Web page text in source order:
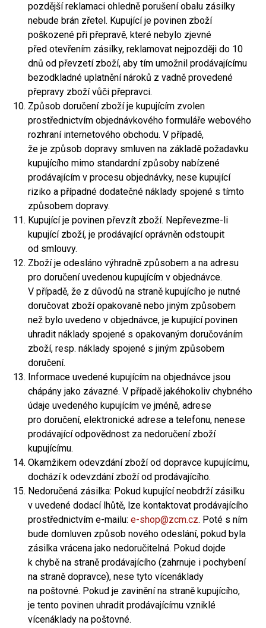
pozdější reklamaci ohledně porušení obalu zásilky
nebude brán zřetel. Kupující je povinen zboží
poškozené při přepravě, které nebylo zjevné
před otevřením zásilky, reklamovat nejpozději do 10
dnů od převzetí zboží, aby tím umožnil prodávajícímu
bezodkladné uplatnění nároků z vadně provedené
přepravy zboží vůči přepravci.
Způsob doručení zboží je kupujícím zvolen
prostřednictvím objednávkového formuláře webového
rozhraní internetového obchodu. V případě,
že je způsob dopravy smluven na základě požadavku
kupujícího mimo standardní způsoby nabízené
prodávajícím v procesu objednávky, nese kupující
riziko a případné dodatečné náklady spojené s tímto
způsobem dopravy.
Kupující je povinen převzít zboží. Nepřevezme-li
kupující zboží, je prodávající oprávněn odstoupit
od smlouvy.
Zboží je odesláno výhradně způsobem a na adresu
pro doručení uvedenou kupujícím v objednávce.
V případě, že z důvodů na straně kupujícího je nutné
doručovat zboží opakovaně nebo jiným způsobem
než bylo uvedeno v objednávce, je kupující povinen
uhradit náklady spojené s opakovaným doručováním
zboží, resp. náklady spojené s jiným způsobem
doručení.
Informace uvedené kupujícím na objednávce jsou
chápány jako závazné. V případě jakéhokoliv chybného
údaje uvedeného kupujícím ve jméně, adrese
pro doručení, elektronické adrese a telefonu, nenese
prodávající odpovědnost za nedoručení zboží
kupujícímu.
Okamžikem odevzdání zboží od dopravce kupujícímu,
dochází k odevzdání zboží od prodávajícího.
Nedoručená zásilka: Pokud kupující neobdrží zásilku
v uvedené dodací lhůtě, lze kontaktovat prodávajícího
prostřednictvím e-mailu: e-shop@zcm.cz. Poté s ním
bude domluven způsob nového odeslání, pokud byla
zásilka vrácena jako nedoručitelná. Pokud dojde
k chybě na straně prodávajícího (zahrnuje i pochybení
na straně dopravce), nese tyto vícenáklady
na poštovné. Pokud je zavinění na straně kupujícího,
je tento povinen uhradit prodávajícímu vzniklé
vícenáklady na poštovné.